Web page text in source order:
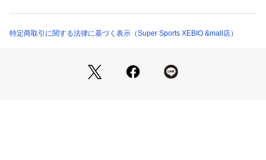
い。エムジェイエムエルビー MJ・MLB スーパースポーツゼビ
Mens メンズ めんず 男性 Lady's Ladys レディース れでぃー
す 女性 ユニセックス タオル ラリータオル ドジャース ロサン
特定商取引に関する法律に基づく表示（Super Sports XEBIO &mall店）